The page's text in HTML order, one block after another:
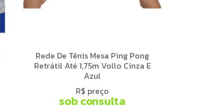
Rede De Tênis Mesa Ping Pong
Retrátil Até 1,75m Vollo Cinza E
Azul
R$ preço
sob consulta